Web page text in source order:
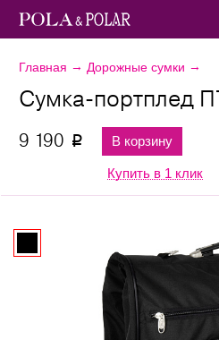
Главная → Дорожные сумки →
Сумка-портплед
9 190 p В корзину
Купить в 1 клик